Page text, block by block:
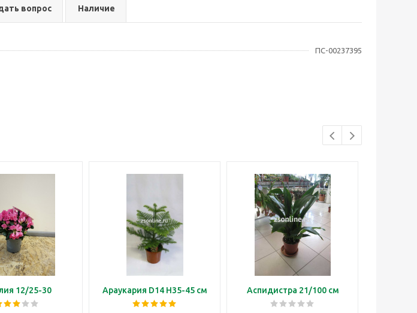
вопрос Наличие
ПС-00237395
12/25-30 Араукария D14 H35-45 см Аспидистра 21/100 см